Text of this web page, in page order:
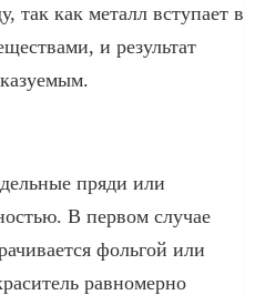
так как металл вступает в
и результат
пряди или
В первом случае
фольгой или
равномерно